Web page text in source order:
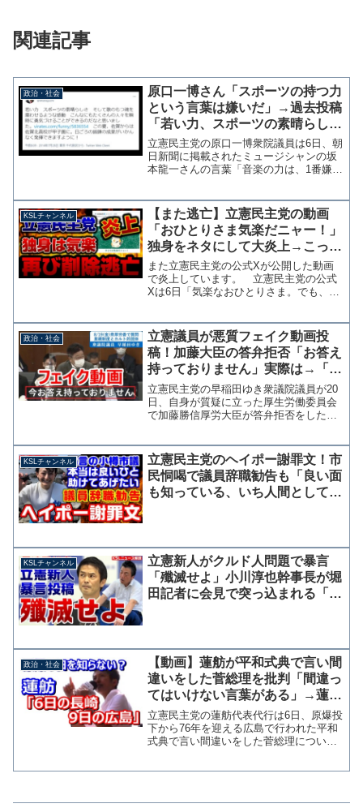
関連記事
政治・社会
原口一博さん「スポーツの持つ力
という言葉は嫌いだ」→過去投稿
「若い力、スポーツの素晴らし
さ、そして歌のもつ魂を震わせる
感動、こんなにもたくさんの人々
を瞬時に勇気づけることができ
立憲民主党の原口一博衆院議員は6日、朝
日新聞に掲載されたミュージシャンの坂
本龍一さんの言葉「音楽の力は、1番嫌い
いう言葉は、嫌いだ」とツイートした。
丸川五輪担当大臣の会...
KSLチャンネル
【また逃亡】立憲民主党の動画
「おひとりさま気楽だニャー！」
独身をネタにして大炎上→こっそ
り削除、無かったことに【KSLチ
ャンネル】
また立憲民主党の公式Xが公開した動画
で炎上しています。 立憲民主党の公式
Xは6日「気楽なおひとりさま。でも、ほ
憲民主党に近い層から批判が殺到し削除
されたようです。 なぜ...
政治・社会
立憲議員が悪質フェイク動画投
稿！加藤大臣の答弁拒否「お答え
持っておりません」実際は→「質
問通告をいただいてませんので」
カットつなぎ合わせ編集
立憲民主党の早稲田ゆき衆議院議員が20
日、自身が質疑に立った厚生労働委員会
で加藤勝信厚労大臣が答弁拒否をしたか
めに答えることができなかった場面で、
早稲田氏の投稿した答弁...
KSLチャンネル
立憲民主党のヘイポー謝罪文！市
民恫喝で議員辞職勧告も「良い面
も知っている、いち人間として助
KSLチャンネル
立憲新人がクルド人問題で暴言
「殲滅せよ」小川淳也幹事長が堀
田記者に会見で突っ込まれる「ア
政治・社会
【動画】蓮舫が平和式典で言い間
違いをした菅総理を批判「間違っ
てはいけない言葉がある」→蓮舫
の過去発言「6日の長崎、9日の広
島」
立憲民主党の蓮舫代表代行は6日、原爆投
下から76年を迎える広島で行われた平和
式典で言い間違いをした菅総理について